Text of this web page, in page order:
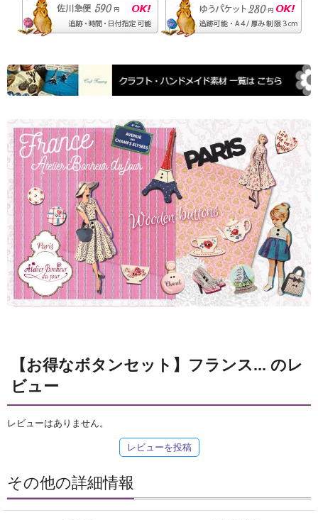
【お得なボタンセット】フランス... のレ
ビュー
レビューはありません。
レビューを投稿
その他の詳細情報